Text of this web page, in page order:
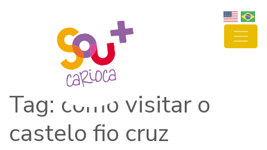
Tag: como visitar o
castelo fio cruz